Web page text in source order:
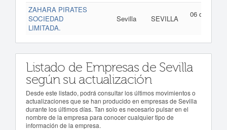
ZAHARA PIRATES
SOCIEDAD
LIMITADA.
Sevilla SEVILLA
06 de
Listado de Empresas de Sevilla
según su actualización
Desde este listado, podrá consultar los últimos movimientos o
actualizaciones que se han producido en empresas de Sevilla
durante los últimos días. Tan solo es necesario pulsar en el
nombre de la empresa para conocer cualquier tipo de
información de la empresa.